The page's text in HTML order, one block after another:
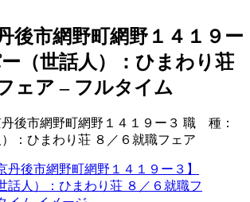
後市網野町網野１４１９ー
（世話人）：ひまわり荘
ェア – フルタイム
後市網野町網野１４１９ー３ 職 種：
：ひまわり荘 ８／６就職フェア